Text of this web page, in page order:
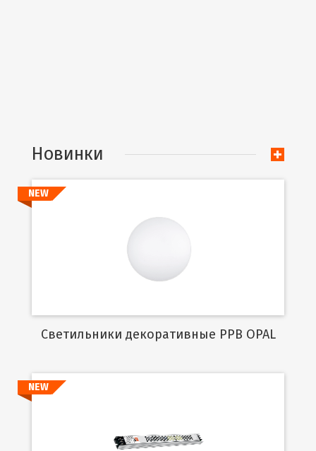
Новинки
NEW
Cветильники декоративные PPB OPAL
Подробнее
NEW